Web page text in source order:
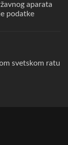
aparata
podatke
svetskom ratu